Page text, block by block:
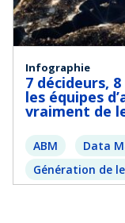
Infographie
7 décideurs,
les équipes
vraiment de
ABM Data
Génération de